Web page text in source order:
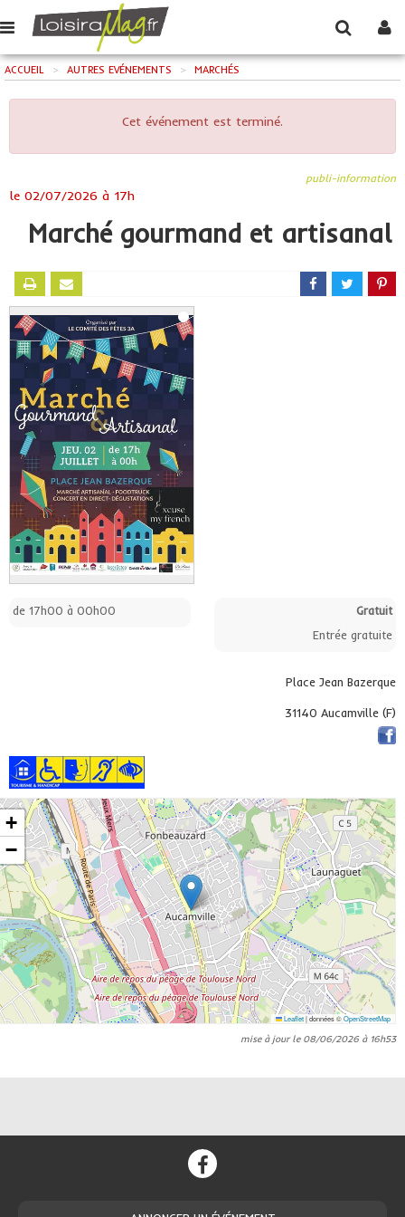
ACCUEIL > AUTRES EVÉNEMENTS > MARCHÉS
Cet événement est terminé.
publi-information
le 02/07/2026 à 17h
Marché gourmand et artisanal
de 17h00 à 00h00
Gratuit
Entrée gratuite
Place Jean Bazerque
31140 Aucamville (F)
+
−
Leaflet|données ©OpenStreetMap
mise à jour le 08/06/2026 à 16h53